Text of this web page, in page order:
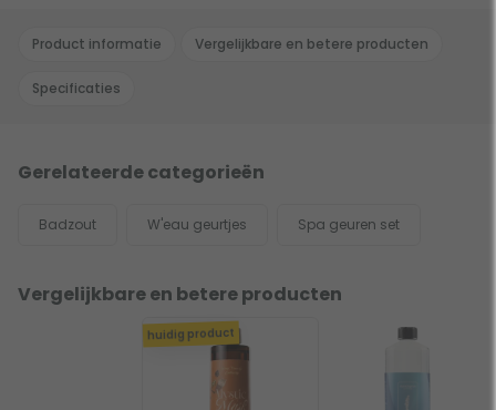
Product informatie Vergelijkbare en betere producten
Specificaties
Gerelateerde categorieën
Badzout W'eau geurtjes Spa geuren set
Vergelijkbare en betere producten
huidig product